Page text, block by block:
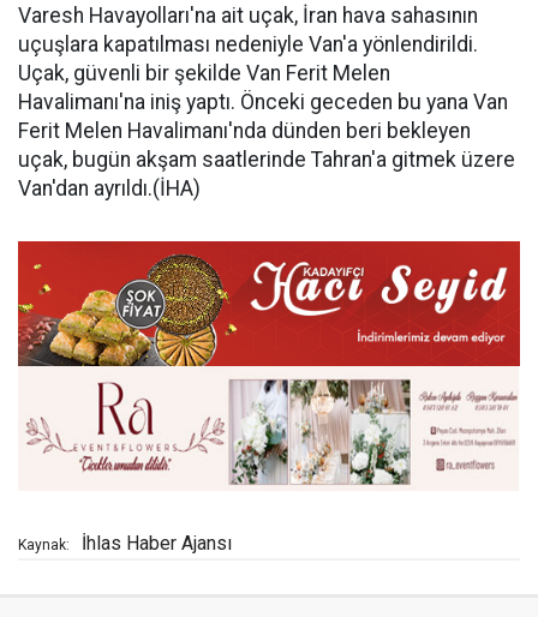
Varesh Havayolları'na ait uçak, İran hava sahasının
uçuşlara kapatılması nedeniyle Van'a yönlendirildi.
Uçak, güvenli bir şekilde Van Ferit Melen
Havalimanı'na iniş yaptı. Önceki geceden bu yana Van
Ferit Melen Havalimanı'nda dünden beri bekleyen
uçak, bugün akşam saatlerinde Tahran'a gitmek üzere
Van'dan ayrıldı.(İHA)
Kaynak: İhlas Haber Ajansı